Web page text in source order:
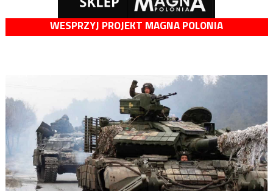
WESPRZYJ PROJEKT MAGNA POLONIA